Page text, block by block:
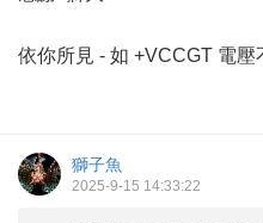
依你所見 - 如 +VCCGT 電
獅子魚
2025-9-15 14:33:22